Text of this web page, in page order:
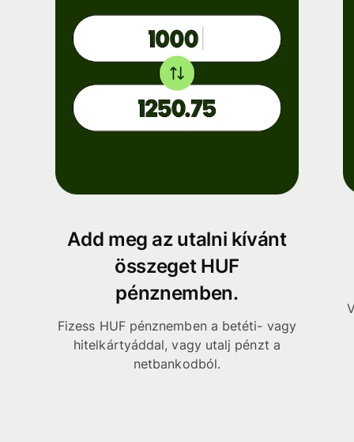
Add meg az utalni kívánt
összeget HUF
pénznemben.
Fizess HUF pénznemben a betéti- vagy
hitelkártyáddal, vagy utalj pénzt a
netbankodból.